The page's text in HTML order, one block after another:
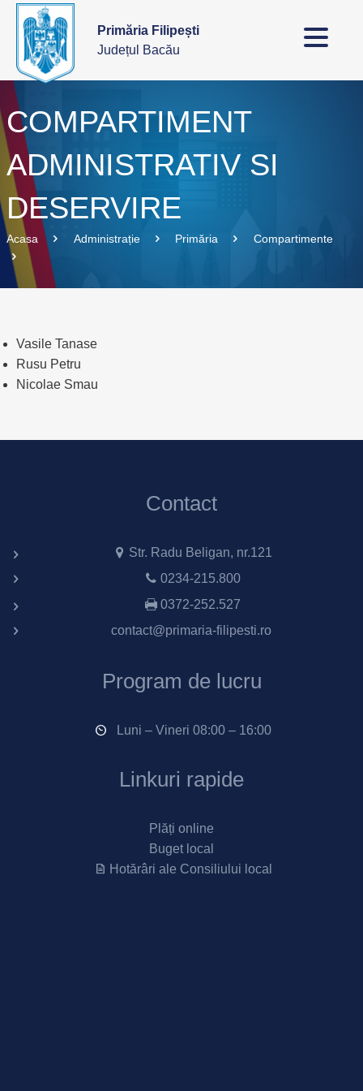
Primăria Filipești
Județul Bacău
COMPARTIMENT
ADMINISTRATIV SI
DESERVIRE
Acasa Administrație Primăria Compartimente
Vasile Tanase
Rusu Petru
Nicolae Smau
Contact
Str. Radu Beligan, nr.121
0234-215.800
0372-252.527
contact@primaria-filipesti.ro
Program de lucru
Luni – Vineri 08:00 – 16:00
Linkuri rapide
Plăți online
Buget local
Hotărâri ale Consiliului local